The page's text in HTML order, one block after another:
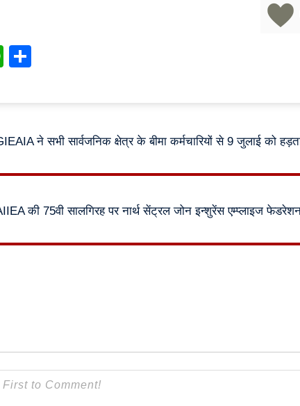
WhatsApp
ने सभी सार्वजनिक क्षेत्र के बीमा कर्मचारियों से 9 जुलाई को
की 75वी सालगिरह पर नार्थ सेंट्रल जोन इन्शुरेंस एम्प्लाइज फेडरेशन